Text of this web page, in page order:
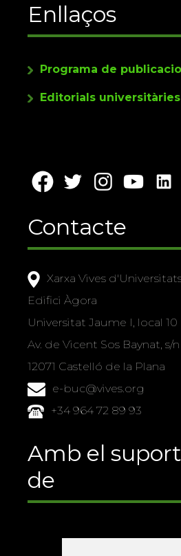
Enllaços
Programa de
Editorials
Contacte
Xarxa Vives
Edifici Àgora
Universitat Jaume I, local 10
Av. de Vicent Sos Baynat, s/n
12071 Castelló de la Plana
e-buc@vives.org
+34 964 72 89 93
Amb el suport
de